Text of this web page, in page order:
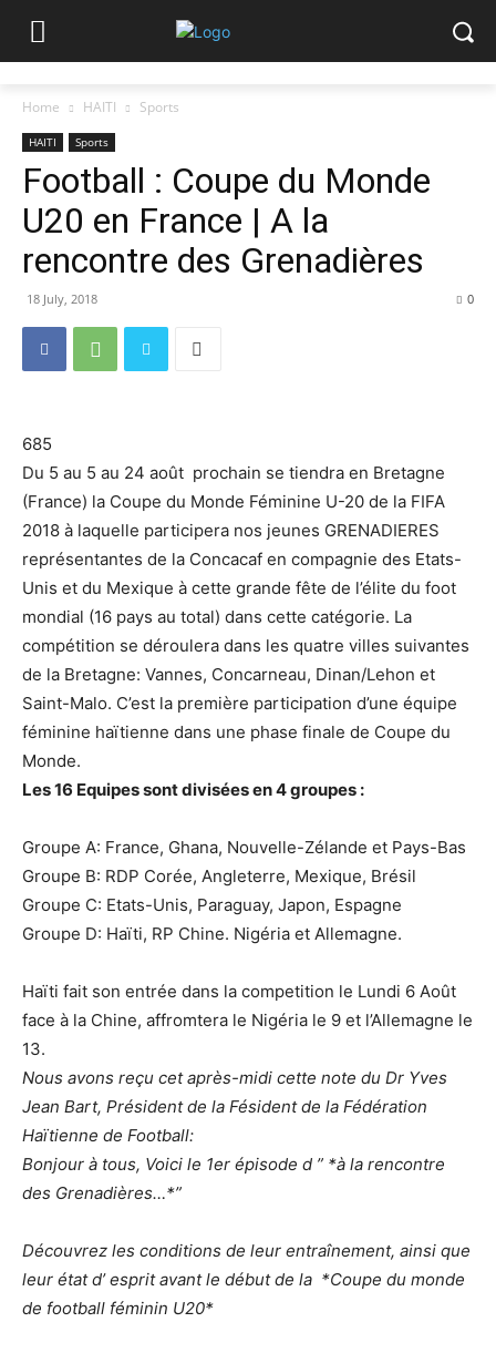
Home HAITI Sports
HAITI Sports
Football : Coupe du Monde
U20 en France | A la
rencontre des Grenadières
18 July, 2018 0
685
Du 5 au 5 au 24 août prochain se tiendra en Bretagne
(France) la Coupe du Monde Féminine U-20 de la FIFA
2018 à laquelle participera nos jeunes GRENADIERES
représentantes de la Concacaf en compagnie des Etats-
Unis et du Mexique à cette grande fête de l’élite du foot
mondial (16 pays au total) dans cette catégorie. La
compétition se déroulera dans les quatre villes suivantes
de la Bretagne: Vannes, Concarneau, Dinan/Lehon et
Saint-Malo. C’est la première participation d’une équipe
féminine haïtienne dans une phase finale de Coupe du
Monde.
Les 16 Equipes sont divisées en 4 groupes :
Groupe A: France, Ghana, Nouvelle-Zélande et Pays-Bas
Groupe B: RDP Corée, Angleterre, Mexique, Brésil
Groupe C: Etats-Unis, Paraguay, Japon, Espagne
Groupe D: Haïti, RP Chine. Nigéria et Allemagne.
Haïti fait son entrée dans la competition le Lundi 6 Août
face à la Chine, affromtera le Nigéria le 9 et l’Allemagne le
13.
Nous avons reçu cet après-midi cette note du Dr Yves
Jean Bart, Président de la Fésident de la Fédération
Haïtienne de Football:
Bonjour à tous, Voici le 1er épisode d ” *à la rencontre
des Grenadières…*”
Découvrez les conditions de leur entraînement, ainsi que
leur état d’ esprit avant le début de la *Coupe du monde
de football féminin U20*